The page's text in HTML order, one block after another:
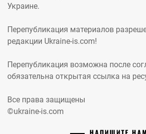
Украине.
Перепубликация материалов
редакции Ukraine-is.com!
Перепубликация возможна после
обязательна открытая ссылка на
Все права защищены
©ukraine-is.com